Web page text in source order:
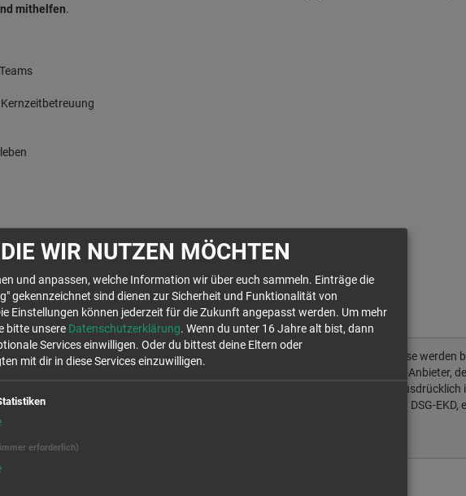
mithelfen.
Wir rufen für dich von OpenStreetMap.org Kartendaten ab. Diese werden
Stellen auf der Karte anzuzeigen. Es handelt sich um einen US-Anbieter,
die Verwendung dieser Cookies zustimmst, willigst du auch
Daten in den USA, laut § 10 Abs. 2 Nr. 1 DSG-EKD,
WIR NUTZEN MÖCHTEN
und anpassen, welche Information wir über euch sammeln. Einträge die
gekennzeichnet sind dienen zur Sicherheit und Funktionalität von
Einstellungen können jederzeit für die Zukunft angepasst werden. Um mehr
bitte unsere Datenschutzerklärung. Wenn du unter 16 Jahre alt bist, dann
Services einwilligen. Oder du bittest deine Eltern oder
mit dir in diese Services einzuwilligen.
erforderlich)